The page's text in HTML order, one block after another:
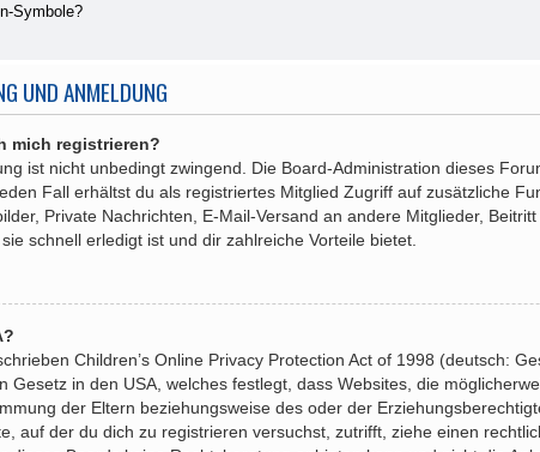
Symbole?
UND ANMELDUNG
mich registrieren?
ist nicht unbedingt zwingend. Die Board-Administration dieses
Fall erhältst du als registriertes Mitglied Zugriff auf zusätzliche
Private Nachrichten, E-Mail-Versand an andere Mitglieder,
schnell erledigt ist und dir zahlreiche Vorteile bietet.
Children’s Online Privacy Protection Act of 1998 (deutsch:
Gesetz in den USA, welches festlegt, dass Websites, die
der Eltern beziehungsweise des oder der
auf der du dich zu registrieren versuchst, zutrifft, ziehe einen